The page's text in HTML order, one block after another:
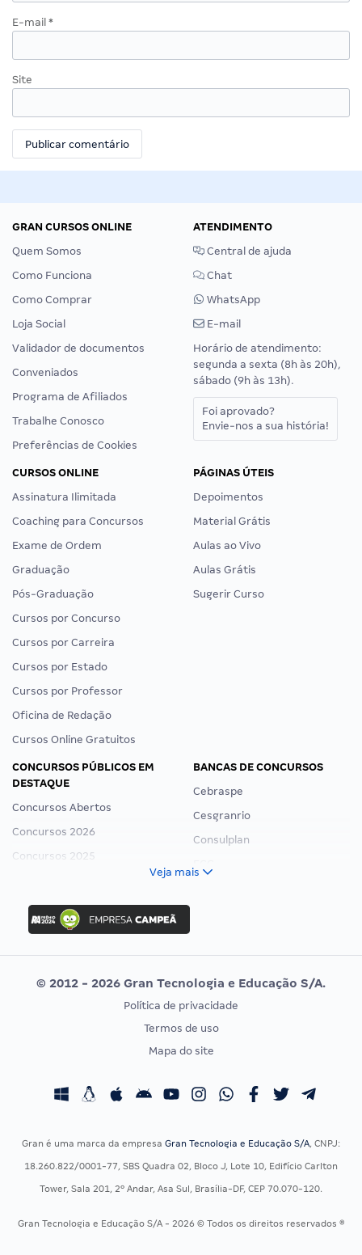
E-mail *
Site
GRAN CURSOS ONLINE
Quem Somos
Como Funciona
Como Comprar
Loja Social
Validador de documentos
Conveniados
Programa de Afiliados
Trabalhe Conosco
Preferências de Cookies
ATENDIMENTO
Central de ajuda
Chat
WhatsApp
E-mail
Horário de atendimento:
segunda a sexta (8h às 20h),
sábado (9h às 13h).
Foi aprovado?
Envie-nos a sua história!
CURSOS ONLINE
Assinatura Ilimitada
Coaching para Concursos
Exame de Ordem
Graduação
Pós-Graduação
Cursos por Concurso
Cursos por Carreira
Cursos por Estado
Cursos por Professor
Oficina de Redação
Cursos Online Gratuitos
PÁGINAS ÚTEIS
Depoimentos
Material Grátis
Aulas ao Vivo
Aulas Grátis
Sugerir Curso
CONCURSOS PÚBLICOS EM
DESTAQUE
Concursos Abertos
Concursos 2026
Concursos 2025
Concurso Ibama
Concurso MPU
Editais publicados
BANCAS DE CONCURSOS
Cebraspe
Cesgranrio
Consulplan
Vunesp
CONCURSOS POR PROFISSÃO
Concursos Fiscais
Concursos Saúde
Residência Multiprofissional
EXAME DE ORDEM
Calendário OAB
Veja mais
© 2012 - 2026 Gran Tecnologia e Educação S/A.
Política de privacidade
Termos de uso
Mapa do site
Gran é uma marca da empresa Gran Tecnologia e Educação S/A, CNPJ:
18.260.822/0001-77, SBS Quadra 02, Bloco J, Lote 10, Edifício Carlton
Tower, Sala 201, 2º Andar, Asa Sul, Brasília-DF, CEP 70.070-120.
Gran Tecnologia e Educação S/A - 2026 © Todos os direitos reservados ®